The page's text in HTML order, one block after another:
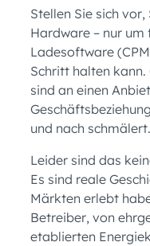
Stellen Sie sich
Hardware – nur
Ladesoftware
Schritt halten
sind an einen
und nach schmälert.
Leider sind das
Es sind reale
Märkten erlebt
Betreiber, von
etablierten